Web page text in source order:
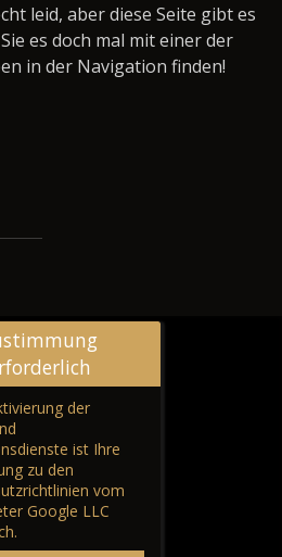
leid, aber diese Seite gibt es
es doch mal mit einer der
in der Navigation finden!
der
ist Ihre
zu den
vom
Google LLC